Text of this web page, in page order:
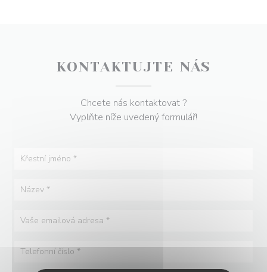
KONTAKTUJTE NÁS
Chcete nás kontaktovat ?
Vyplňte níže uvedený formulář!